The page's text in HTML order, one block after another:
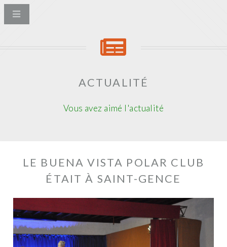
ACTUALITÉ
Vous avez aimé l'actualité
LE BUENA VISTA POLAR CLUB
ÉTAIT À SAINT-GENCE